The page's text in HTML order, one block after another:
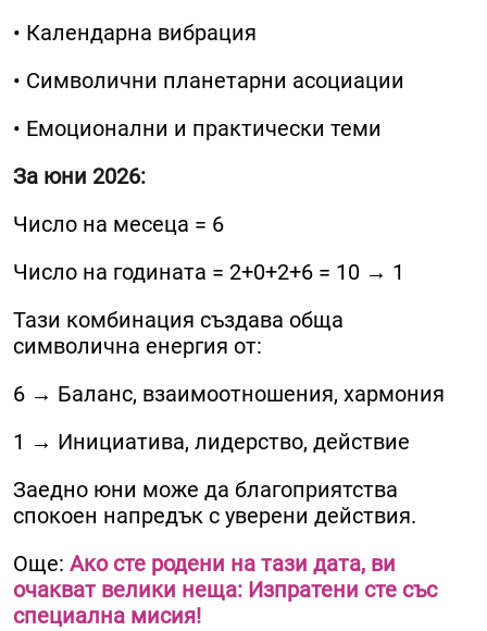
• Календарна вибрация
• Символични планетарни асоциации
• Емоционални и практически теми
За юни 2026:
Число на месеца = 6
Число на годината = 2+0+2+6 = 10 → 1
Тази комбинация създава обща
символична енергия от:
6 → Баланс, взаимоотношения, хармония
1 → Инициатива, лидерство, действие
Заедно юни може да благоприятства
спокоен напредък с уверени действия.
Още: Ако сте родени на тази дата, ви
очакват велики неща: Изпратени сте със
специална мисия!